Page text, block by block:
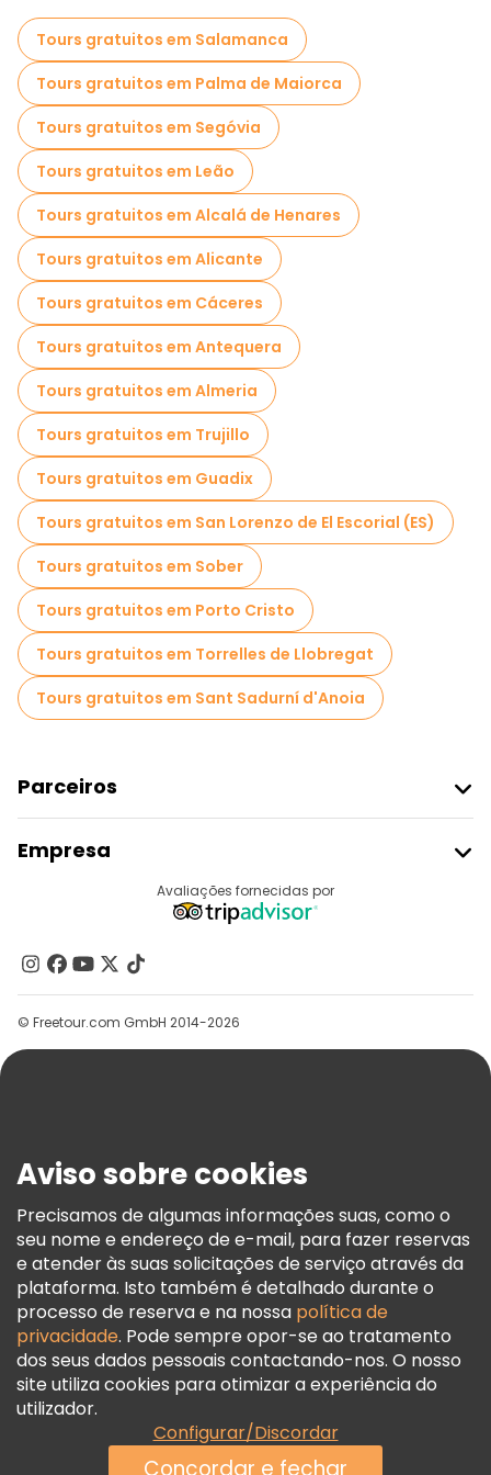
Passeios autoguiados em Barcelona
Jogos de fuga em Barcelona
Passeios fotográficos em Barcelona
Cruzeiros em Barcelona
Museus em Barcelona
Visitas guiadas gratuitas ao graffiti em Barcelona
Visita guiada gratuita à cidade velha Barcelona
Visitas ao mercado em Barcelona
Visitas de degustação locais em Barcelona
Passeios gratuitos de um dia em Barcelona
Passeios a pé noturnos gratuitos em Barcelona
Passeios de bicicleta em Barcelona
Passeios gastronômicos em Barcelona
Passeios gratuitos perto La Sagrada Familia
Passeios gratuitos perto Pont del Bisbe
Tours gratuitos em Salamanca
Tours gratuitos em Palma de Maiorca
Tours gratuitos em Segóvia
Tours gratuitos em Leão
Tours gratuitos em Alcalá de Henares
Tours gratuitos em Alicante
Tours gratuitos em Cáceres
Tours gratuitos em Antequera
Tours gratuitos em Almeria
Tours gratuitos em Trujillo
Tours gratuitos em Guadix
Tours gratuitos em San Lorenzo de El Escorial (ES)
Tours gratuitos em Sober
Tours gratuitos em Porto Cristo
Tours gratuitos em Torrelles de Llobregat
Tours gratuitos em Sant Sadurní d'Anoia
Parceiros
Registo Do Fornecedor
Programa De Afiliados
Empresa
Contacte-Nos
Grupos
Ajuda
Termos E Informações Legais
Política De Cookies
Freetour Prémios
Programa De Fidelidade
Avaliações fornecidas por
© Freetour.com GmbH 2014-2026
Aviso sobre cookies
Precisamos de algumas informações suas, como o
seu nome e endereço de e-mail, para fazer reservas
e atender às suas solicitações de serviço através da
plataforma. Isto também é detalhado durante o
processo de reserva e na nossa política de
privacidade. Pode sempre opor-se ao tratamento
dos seus dados pessoais contactando-nos. O nosso
site utiliza cookies para otimizar a experiência do
utilizador.
Configurar/Discordar
Concordar e fechar